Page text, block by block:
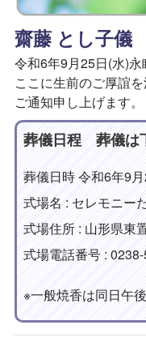
齋藤 とし子儀
令和6年9月25日(水)永
ここに生前のご厚誼
ご通知申し上げます。
葬儀日程 葬儀は
葬儀日時 令和6年9
式場名 : セレモニー
式場住所 : 山形県東
式場電話番号 :
※一般焼香は同日午